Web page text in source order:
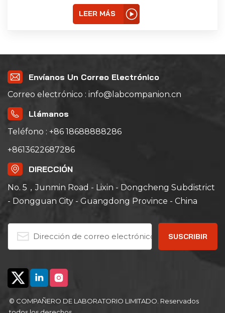
LEER MÁS
Envíanos Un Correo Electrónico
Correo electrónico : info@labcompanion.cn
Llámanos
Teléfono : +86 18688888286
+8613622687286
DIRECCIÓN
No. 5，Junmin Road - Lixin - Dongcheng Subdistrict
- Dongguan City - Guangdong Province - China
© COMPAÑERO DE LABORATORIO LIMITADO. Reservados